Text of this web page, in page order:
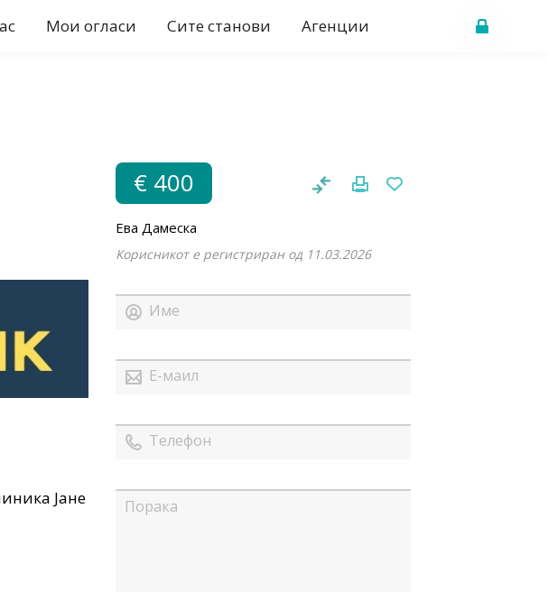
Мои огласи Сите станови Агенции
Јане
€ 400
Ева Дамеска
Корисникот е регистриран од 11.03.2026